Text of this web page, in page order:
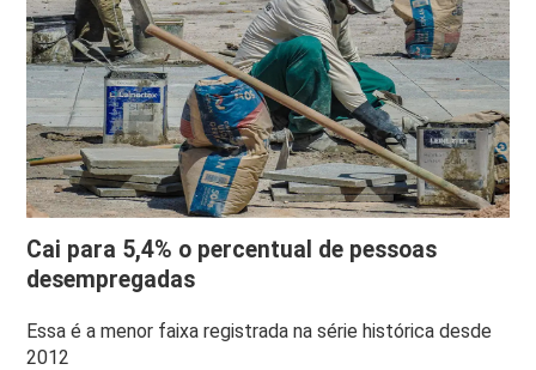
Cai para 5,4% o percentual de pessoas
desempregadas
Essa é a menor faixa registrada na série histórica desde
2012